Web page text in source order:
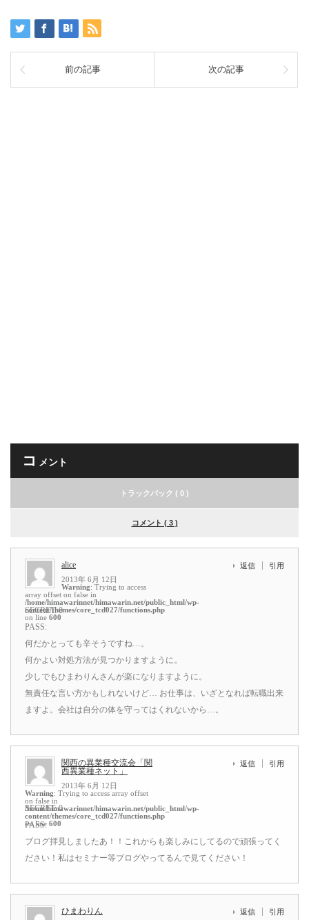
前の記事 次の記事
コ メント
トラックバック ( 0 )
コメント ( 3 )
alice
2013年 6月 12日
Warning: Trying to access
array offset on false in
/home/himawarinnet/himawarin.net/public_html/wp-
content/themes/core_tcd027/functions.php
on line 600
返信 引用
SECRET: 0
PASS:
何だかとっても辛そうですね…。
何かよい対処方法が見つかりますように。
少しでもひまわりんさんが楽になりますように。
無責任な言い方かもしれないけど… お仕事は、いざとなれば転職出来
ますよ。会社は自分の体を守ってはくれないから…。
関西の異業種交流会「関
西異業種ネット」
2013年 6月 12日
Warning: Trying to access array offset
on false in
/home/himawarinnet/himawarin.net/public_html/wp-
content/themes/core_tcd027/functions.php
on line 600
返信 引用
SECRET: 0
PASS:
ブログ拝見しましたあ！！これからも楽しみにしてるので頑張ってく
ださい！私はセミナー等ブログやってるんで見てください！
ひまわりん 返信 引用